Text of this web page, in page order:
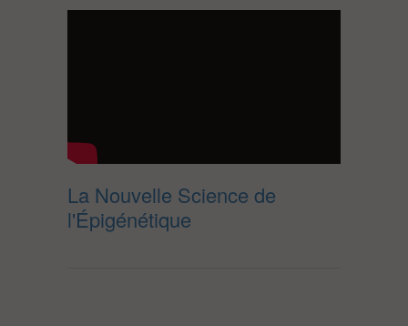
La Nouvelle Science de
l'Épigénétique